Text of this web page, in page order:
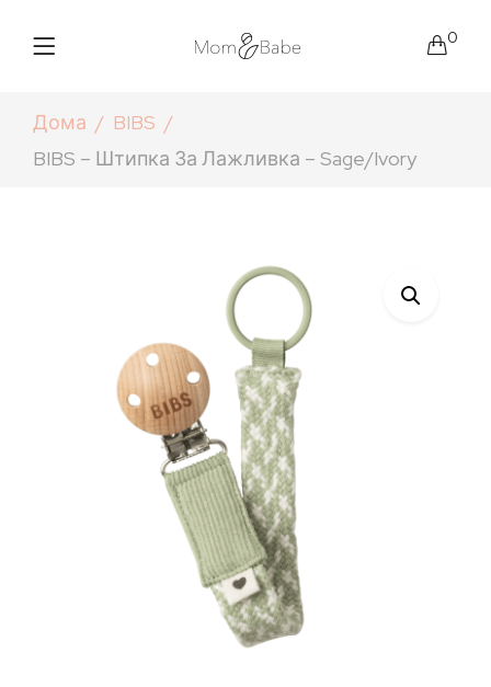
0
Дома
BIBS
BIBS – Штипка За Лажливка – Sage/Ivory